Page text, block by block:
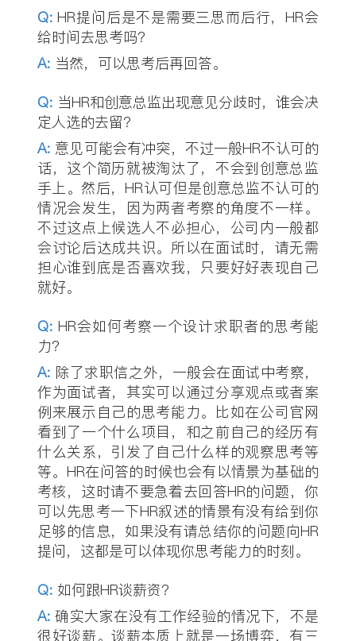
Q:HR提问后是不是需要三思而后行，HR会
给时间去思考吗？
A: 当然，可以思考后再回答。
Q: 当HR和创意总监出现意见分歧时，谁会决
定人选的去留？
A: 意见可能会有冲突，不过一般HR不认可的
话，这个简历就被淘汰了，不会到创意总监
手上。然后，HR认可但是创意总监不认可的
情况会发生，因为两者考察的角度不一样。
不过这点上候选人不必担心，公司内一般都
会讨论后达成共识。所以在面试时，请无需
担心谁到底是否喜欢我，只要好好表现自己
就好。
Q: HR会如何考察一个设计求职者的思考能
力？
A: 除了求职信之外，一般会在面试中考察，
作为面试者，其实可以通过分享观点或者案
例来展示自己的思考能力。比如在公司官网
看到了一个什么项目，和之前自己的经历有
什么关系，引发了自己什么样的观察思考等
等。HR在问答的时候也会有以情景为基础的
考核，这时请不要急着去回答HR的问题，你
可以先思考一下HR叙述的情景有没有给到你
足够的信息，如果没有请总结你的问题向HR
提问，这都是可以体现你思考能力的时刻。
Q: 如何跟HR谈薪资？
A:确实大家在没有工作经验的情况下，不是
很好谈薪。谈薪本质上就是一场博弈，有三